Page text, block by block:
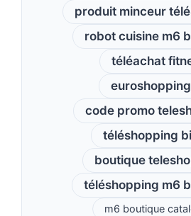
produit minceur
robot cuisine m6
téléachat
code promo
téléshopping
boutique
téléshopping m6
m6 boutique